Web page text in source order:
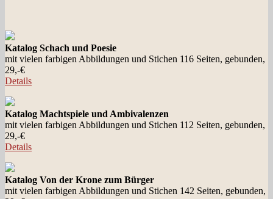
Katalog Schach und Poesie
mit vielen farbigen Abbildungen und Stichen 116 Seiten, gebunden,
29,-€
Details
Katalog Machtspiele und Ambivalenzen
mit vielen farbigen Abbildungen und Stichen 112 Seiten, gebunden,
29,-€
Details
Katalog Von der Krone zum Bürger
mit vielen farbigen Abbildungen und Stichen 142 Seiten, gebunden,